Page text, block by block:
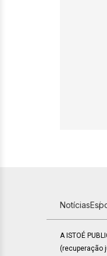
Notícias
A ISTOÉ
(recuperação